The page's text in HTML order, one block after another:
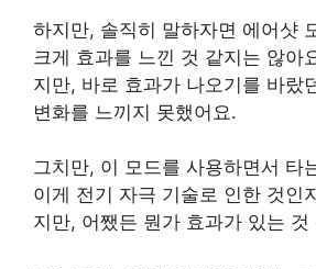
하지만, 솔직히 말하자면 에어샷
크게 효과를 느낀 것 같지는 않아
지만, 바로 효과가 나오기를 바랐
변화를 느끼지 못했어요.
그치만, 이 모드를 사용하면서 타
이게 전기 자극 기술로 인한 것인
지만, 어쨌든 뭔가 효과가 있는 것